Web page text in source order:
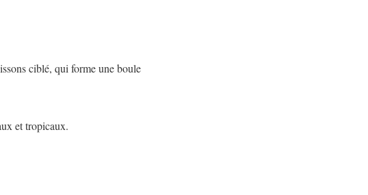
ciblé, qui forme une boule
et tropicaux.